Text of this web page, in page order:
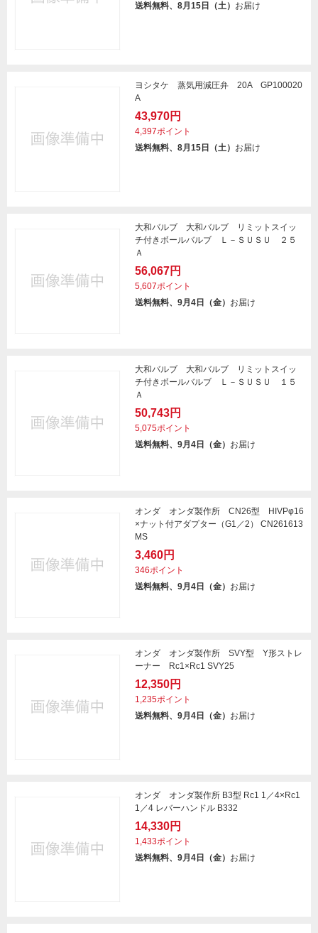
送料無料、8月15日（土） お届け
ヨシタケ 蒸気用減圧弁 20A GP100020
A
43,970円
4,397ポイント
送料無料、8月15日（土） お届け
大和バルブ 大和バルブ リミットスイッ
チ付きボールバルブ Ｌ－ＳＵＳＵ ２５
Ａ
56,067円
5,607ポイント
送料無料、9月4日（金） お届け
大和バルブ 大和バルブ リミットスイッ
チ付きボールバルブ Ｌ－ＳＵＳＵ １５
Ａ
50,743円
5,075ポイント
送料無料、9月4日（金） お届け
オンダ オンダ製作所 CN26型 HIVPφ16
×ナット付アダプター（G1／2） CN261613
MS
3,460円
346ポイント
送料無料、9月4日（金） お届け
オンダ オンダ製作所 SVY型 Y形ストレ
ーナー Rc1×Rc1 SVY25
12,350円
1,235ポイント
送料無料、9月4日（金） お届け
オンダ オンダ製作所 B3型 Rc1 1／4×Rc1
1／4 レバーハンドル B332
14,330円
1,433ポイント
送料無料、9月4日（金） お届け